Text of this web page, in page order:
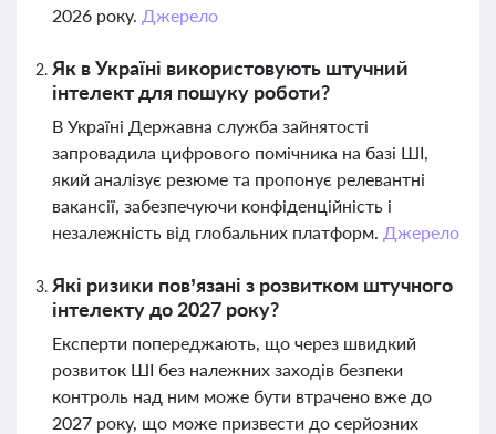
2026 року. Джерело
Як в Україні використовують штучний
інтелект для пошуку роботи?
В Україні Державна служба зайнятості
запровадила цифрового помічника на базі ШІ,
який аналізує резюме та пропонує релевантні
вакансії, забезпечуючи конфіденційність і
незалежність від глобальних платформ. Джерело
Які ризики пов’язані з розвитком штучного
інтелекту до 2027 року?
Експерти попереджають, що через швидкий
розвиток ШІ без належних заходів безпеки
контроль над ним може бути втрачено вже до
2027 року, що може призвести до серйозних